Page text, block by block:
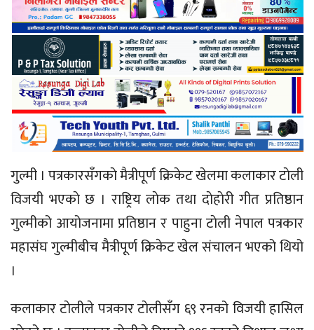
गुल्मी । पत्रकारसँगकाे मैत्रीपूर्ण क्रिकेट खेलमा कलाकार टाेली
विजयी भएकाे छ । राष्ट्रिय लाेक तथा दाेहाेरी गीत प्रतिष्ठान
गुल्मीको आयोजनामा प्रतिष्ठान र पाहुना टाेली नेपाल पत्रकार
महासंघ गुल्मीबीच मैत्रीपूर्ण क्रिकेट खेल संचालन भएको थियो
।
कलाकार टाेलीले पत्रकार टाेलीसँग ६९ रनको विजयी हासिल